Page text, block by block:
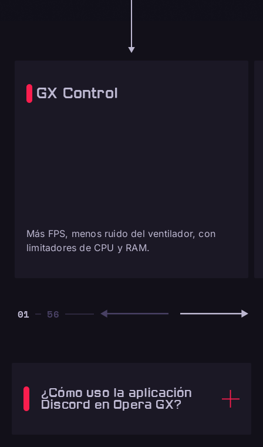
GX Control
Más FPS, menos ruido del ventilador, con
limitadores de CPU y RAM.
01
¿Cómo uso la aplicación
Discord en Opera GX?